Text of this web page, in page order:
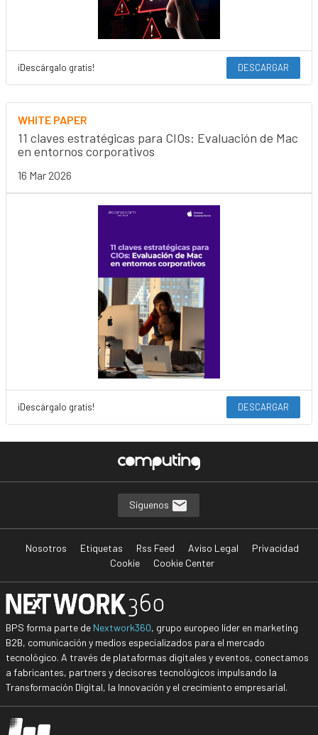
¡Descárgalo gratis! DESCARGAR
WHITE PAPER
11 claves estratégicas para CIOs: Evaluación de Mac
en entornos corporativos
16 Mar 2026
¡Descárgalo gratis! DESCARGAR
Síguenos
Nosotros Etiquetas Rss Feed Aviso Legal
Privacidad
Cookie
Cookie Center
BPS forma parte de Nextwork360, grupo europeo líder en marketing
B2B, comunicación y medios especializados para el mercado
tecnológico. A través de plataformas digitales y eventos, conectamos
a fabricantes, partners y decisores tecnológicos impulsando la
Transformación Digital, la Innovación y el crecimiento empresarial.